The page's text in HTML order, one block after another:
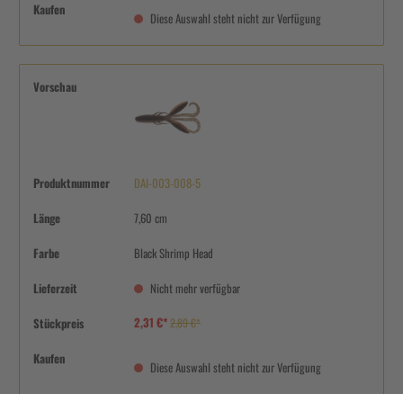
Kaufen
Diese Auswahl steht nicht zur Verfügung
Vorschau
Produktnummer DAI-003-008-5
Länge 7,60 cm
Farbe Black Shrimp Head
Lieferzeit Nicht mehr verfügbar
Stückpreis 2,31 €*2,89 €*
Kaufen
Diese Auswahl steht nicht zur Verfügung